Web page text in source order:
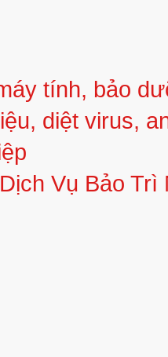
Dịch Vụ Bảo Trì